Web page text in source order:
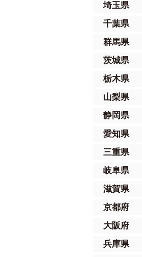
埼玉県
千葉県
群馬県
茨城県
栃木県
山梨県
静岡県
愛知県
三重県
岐阜県
滋賀県
京都府
大阪府
兵庫県